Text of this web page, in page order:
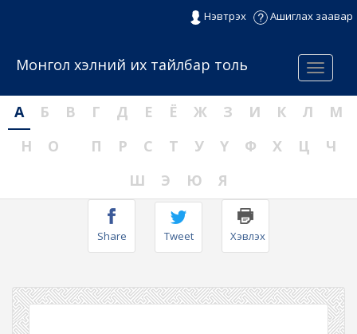
Нэвтрэх Ашиглах заавар
Menu
Монгол хэлний их тайлбар толь
А Б В Г Д Е Ё Ж З И К Л
М
Н
О П Р С Т У Ү Ф Х Ц
Ч
Ш
Э Ю Я
Share Tweet Хэвлэх